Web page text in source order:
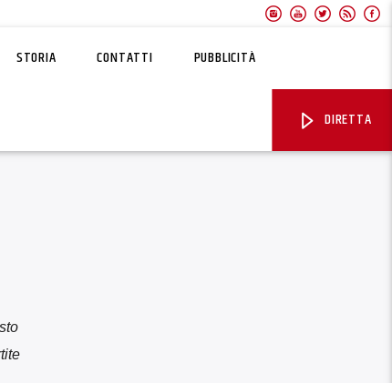
STORIA CONTATTI PUBBLICITÀ
DIRETTA